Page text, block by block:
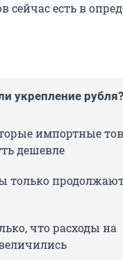
сейчас есть в
укрепление рубля?
импортные
дешевле
только
что расходы на